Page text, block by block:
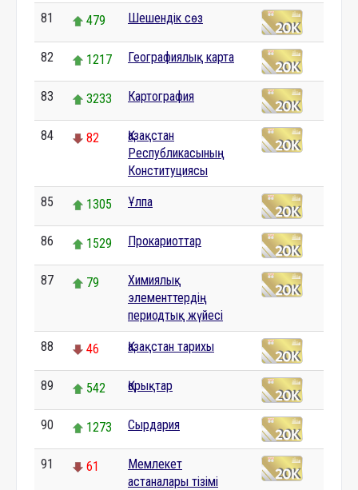
81 479 Шешендік сөз
82 1217 Географиялық карта
83 3233 Картография
84 82
Қазақстан
Республикасының
Конституциясы
85 1305 Ұлпа
86 1529 Прокариоттар
87 79
Химиялық
элементтердің
периодтық жүйесі
88 46 Қазақстан тарихы
89 542 Қорықтар
90 1273 Сырдария
91 61
Мемлекет
астаналары тізімі